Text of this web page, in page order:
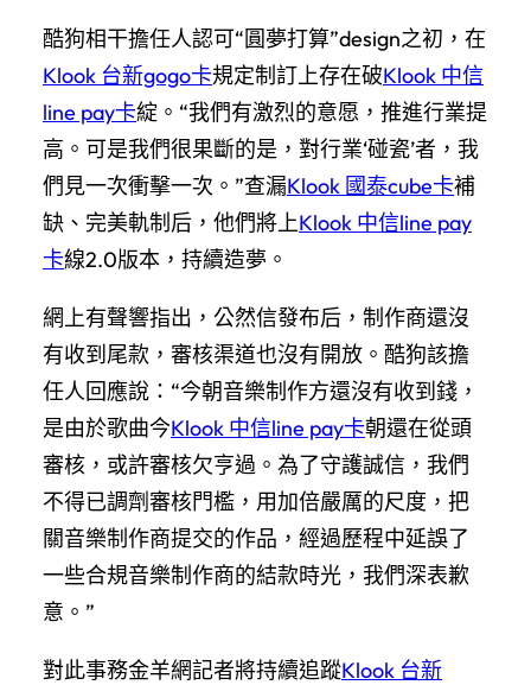
酷狗相干擔任人認可“圓夢打算”design之初，在
Klook 台新gogo卡規定制訂上存在破Klook 中信
line pay卡綻。“我們有激烈的意愿，推進行業提
高。可是我們很果斷的是，對行業‘碰瓷’者，我
們見一次衝擊一次。”查漏Klook 國泰cube卡補
缺、完美軌制后，他們將上Klook 中信line pay
卡線2.0版本，持續造夢。
網上有聲響指出，公然信發布后，制作商還沒
有收到尾款，審核渠道也沒有開放。酷狗該擔
任人回應說：“今朝音樂制作方還沒有收到錢，
是由於歌曲今Klook 中信line pay卡朝還在從頭
審核，或許審核欠亨過。為了守護誠信，我們
不得已調劑審核門檻，用加倍嚴厲的尺度，把
關音樂制作商提交的作品，經過歷程中延誤了
一些合規音樂制作商的結款時光，我們深表歉
意。”
對此事務金羊網記者將持續追蹤Klook 台新